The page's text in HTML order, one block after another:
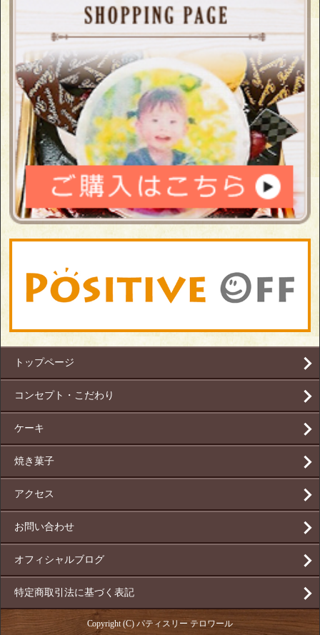
トップページ
コンセプト・こだわり
ケーキ
焼き菓子
アクセス
お問い合わせ
オフィシャルブログ
特定商取引法に基づく表記
Copyright (C) パティスリー テロワール